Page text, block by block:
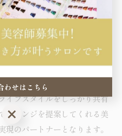
タイルから、ナチュラルなグ
ーまで、幅広いニーズに応え
トは、「イメージ通りの仕上
た」「再現性が高い」など。
イフスタイルをしっかり共有
アレンジを提案してくれる美
のパートナーとなります。
わせはこちら
わせはこちら